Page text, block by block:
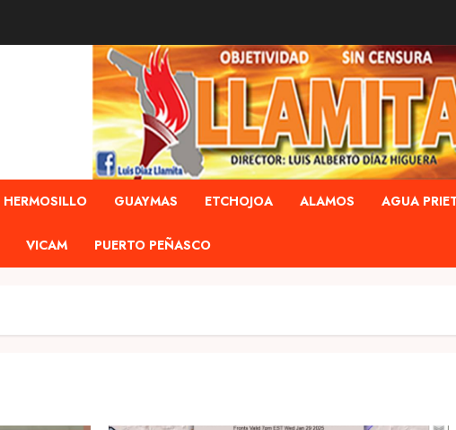
HERMOSILLO GUAYMAS ETCHOJOA ALAMOS AGUA
VICAM PUERTO PEÑASCO